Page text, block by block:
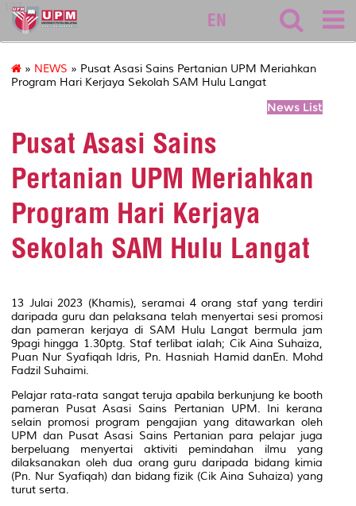
127
EN
» NEWS » Pusat Asasi Sains Pertanian UPM Meriahkan
Program Hari Kerjaya Sekolah SAM Hulu Langat
News List
Pusat Asasi Sains
Pertanian UPM Meriahkan
Program Hari Kerjaya
Sekolah SAM Hulu Langat
13 Julai 2023 (Khamis), seramai 4 orang staf yang terdiri
daripada guru dan pelaksana telah menyertai sesi promosi
dan pameran kerjaya di SAM Hulu Langat bermula jam
9pagi hingga 1.30ptg. Staf terlibat ialah; Cik Aina Suhaiza,
Puan Nur Syafiqah Idris, Pn. Hasniah Hamid danEn. Mohd
Fadzil Suhaimi.
Pelajar rata-rata sangat teruja apabila berkunjung ke booth
pameran Pusat Asasi Sains Pertanian UPM. Ini kerana
selain promosi program pengajian yang ditawarkan oleh
UPM dan Pusat Asasi Sains Pertanian para pelajar juga
berpeluang menyertai aktiviti pemindahan ilmu yang
dilaksanakan oleh dua orang guru daripada bidang kimia
(Pn. Nur Syafiqah) dan bidang fizik (Cik Aina Suhaiza) yang
turut serta.